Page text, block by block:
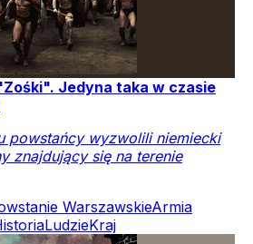
Jedyna taka w czasie
powstańcy wyzwolili niemiecki
znajdujący się na terenie
WarszawskieArmia
LudzieKraj